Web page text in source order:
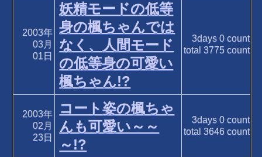
2003年
03月
01日
妖精モードの低等
身の楓ちゃんでは
なく、人間モード
の低等身の可愛い
楓ちゃん!?
3days 0count
total 3775count
2003年
02月
23日
コート姿の楓ちゃ
んも可愛い～～
～!?
3days 0count
total 3646count